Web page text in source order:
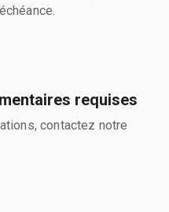
requises
contactez notre